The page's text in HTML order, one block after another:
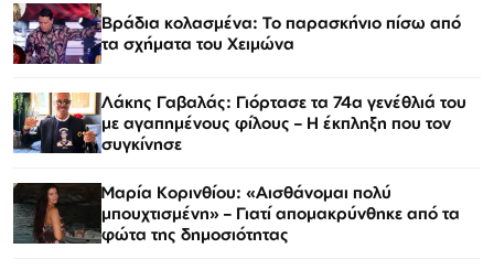
Βράδια κολασμένα: Το παρασκήνιο πίσω από
τα σχήματα του Χειμώνα
Λάκης Γαβαλάς: Γιόρτασε τα 74α γενέθλιά του
με αγαπημένους φίλους – Η έκπληξη που τον
συγκίνησε
Μαρία Κορινθίου: «Αισθάνομαι πολύ
μπουχτισμένη» – Γιατί απομακρύνθηκε από τα
φώτα της δημοσιότητας